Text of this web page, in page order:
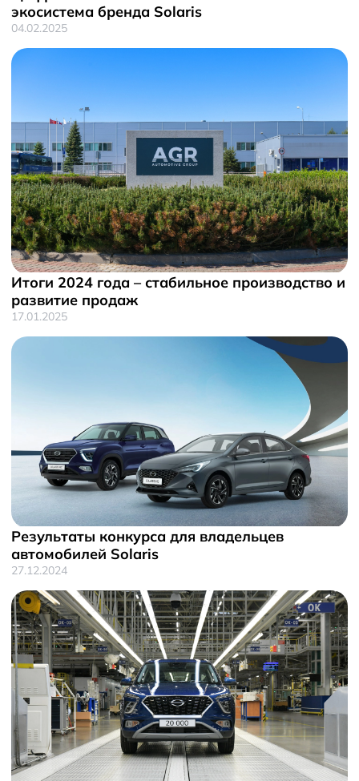
экосистема бренда Solaris
04.02.2025
Итоги 2024 года – стабильное производство и
развитие продаж
17.01.2025
Результаты конкурса для владельцев
автомобилей Solaris
27.12.2024